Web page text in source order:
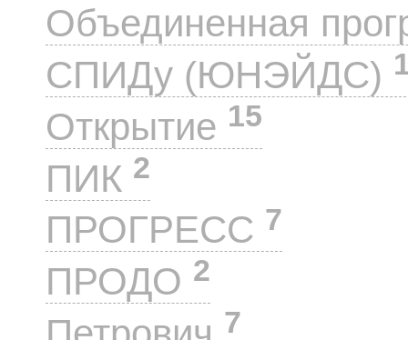
Объединенная
СПИДу (ЮНЭЙДС)
Открытие 15
ПИК 2
ПРОГРЕСС 7
ПРОДО 2
7